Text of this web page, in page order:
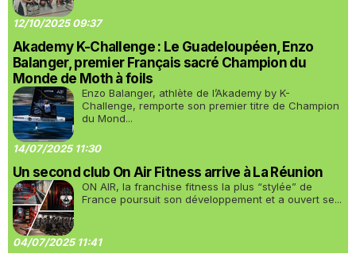
12/10/2025 09:37
Akademy K-Challenge : Le Guadeloupéen, Enzo
Balanger, premier Français sacré Champion du
Monde de Moth à foils
Enzo Balanger, athlète de l’Akademy by K-
Challenge, remporte son premier titre de Champion
du Mond...
14/07/2025 11:30
Un second club On Air Fitness arrive à La Réunion
ON AIR, la franchise fitness la plus “stylée” de
France poursuit son développement et a ouvert se...
04/07/2025 11:41